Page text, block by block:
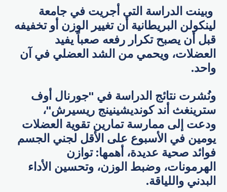
وبينت الدراسة التي أجريت في جامعة
لينكولن البريطانية أن تغيير الوزن أو تخفيفه
قبل أن يصبح تكرار رفعه صعباً يفيد
العضلات، ويحمي من الشد العضلي في آن
واحد.
ونُشرت نتائج الدراسة في "جورنال أوف
سترينغث أند كونديشينينج ريسيرش"،
ودعت إلى ممارسة تمارين تقوية العضلات
يومين في الأسبوع على الأقل لجني الجسم
فوائد صحية عديدة، أهمها: توازن
الهرمونات، وضبط الوزن، وتحسين الأداء
البدني واللياقة.